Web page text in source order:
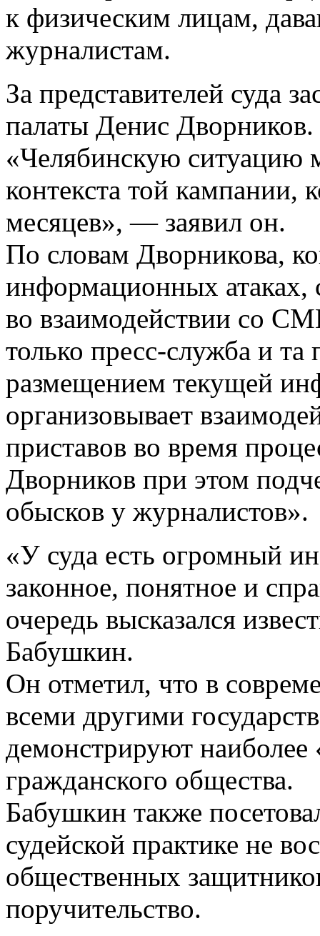
к физическим лицам,
журналистам.
За представителей суда
палаты Денис Дворников.
«Челябинскую ситуацию
контекста той кампании,
месяцев», — заявил он.
По словам Дворникова,
информационных атаках,
во взаимодействии со
только пресс-служба и та
размещением текущей
организовывает
приставов во время
Дворников при этом
обысков у журналистов».
«У суда есть огромный
законное, понятное и
очередь высказался
Бабушкин.
Он отметил, что в
всеми другими
демонстрируют наиболее
гражданского общества.
Бабушкин также
судейской практике не
общественных
поручительство.